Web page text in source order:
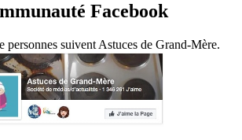
Facebook
personnes suivent Astuces de Grand-Mère.